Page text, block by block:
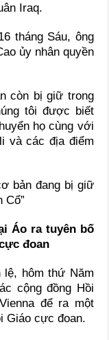
Iraq.
tháng Sáu, ông
ủy nhân quyền
còn bị giữ trong
tôi được biết
họ cùng với
và các địa điểm
bản đang bị giữ
Cổ”
Áo ra tuyên bố
đoan
lệ, hôm thứ Năm
cộng đồng Hồi
để ra một
Giáo cực đoan.